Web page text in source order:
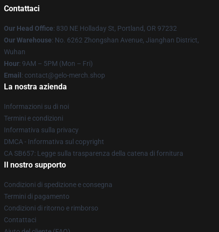
Contattaci
Our Head Office: 830 NE Holladay St, Portland, OR 97232
Our Warehouse: No. 6262 Zhongshan Avenue, Jianghan District,
Wuhan
Hour: 9AM – 5PM (Mon – Fri)
Email : contact@gelo-merch.shop
La nostra azienda
Informazioni su di noi
Termini e condizioni
Informativa sulla privacy
DMCA - Informativa sul copyright
CA SB657: Legge sulla trasparenza della catena di fornitura
Il nostro supporto
Condizioni di spedizione e consegna
Termini di pagamento
Condizioni di ritorno e rimborso
Contattaci